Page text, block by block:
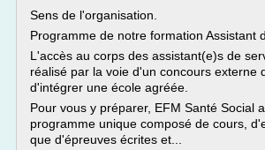
Sens de l'organisation.
Programme de notre formation Assistant
L'accès au corps des assistant(e)s de
réalisé par la voie d'un concours externe
d'intégrer une école agréée.
Pour vous y préparer, EFM Santé Social
programme unique composé de cours,
que d'épreuves écrites et...